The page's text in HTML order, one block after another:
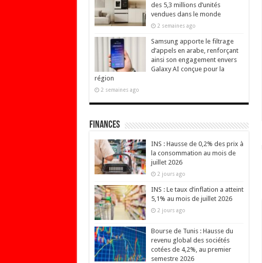
des 5,3 millions d’unités
vendues dans le monde
2 semaines ago
Samsung apporte le filtrage
d’appels en arabe, renforçant
ainsi son engagement envers
Galaxy AI conçue pour la
région
2 semaines ago
Finances
INS : Hausse de 0,2% des prix à
la consommation au mois de
juillet 2026
2 jours ago
INS : Le taux d’inflation a atteint
5,1% au mois de juillet 2026
2 jours ago
Bourse de Tunis : Hausse du
revenu global des sociétés
cotées de 4,2%, au premier
semestre 2026